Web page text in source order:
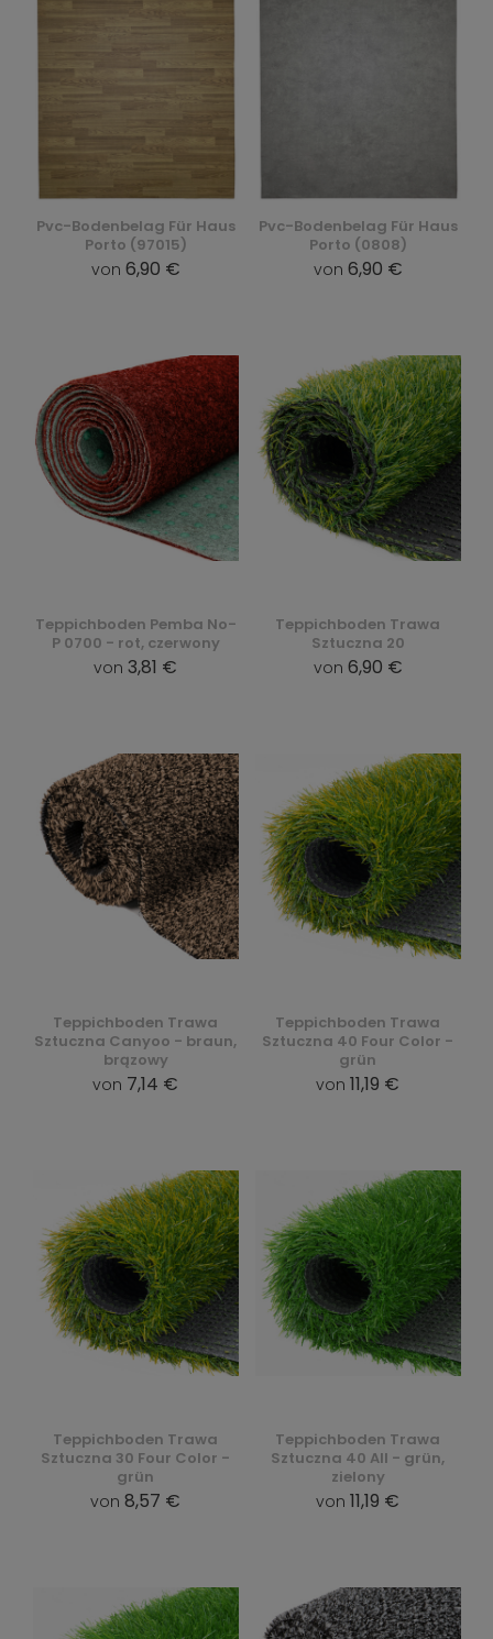
Pvc-Bodenbelag Für Haus
Porto (97015)
von 6,90 €
Pvc-Bodenbelag Für Haus
Porto (0808)
von 6,90 €
Teppichboden Pemba No-
P 0700 - rot, czerwony
von 3,81 €
Teppichboden Trawa
Sztuczna 20
von 6,90 €
Teppichboden Trawa
Sztuczna Canyoo - braun,
brązowy
von 7,14 €
Teppichboden Trawa
Sztuczna 40 Four Color -
grün
von 11,19 €
Teppichboden Trawa
Sztuczna 30 Four Color -
grün
von 8,57 €
Teppichboden Trawa
Sztuczna 40 All - grün,
zielony
von 11,19 €